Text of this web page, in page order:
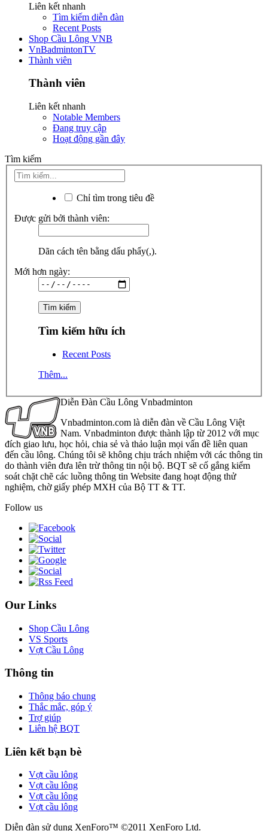
Liên kết nhanh
Tìm kiếm diễn đàn
Recent Posts
Shop Cầu Lông VNB
VnBadmintonTV
Thành viên
Thành viên
Liên kết nhanh
Notable Members
Đang truy cập
Hoạt động gần đây
Tìm kiếm
Chỉ tìm trong tiêu đề
Được gửi bởi thành viên:
Dãn cách tên bằng dấu phẩy(,).
Mới hơn ngày:
Tìm kiếm hữu ích
Recent Posts
Thêm...
Diễn Đàn Cầu Lông Vnbadminton
Vnbadminton.com là diễn đàn về Cầu Lông Việt
Nam. Vnbadminton được thành lập từ 2012 với mục
đích giao lưu, học hỏi, chia sẻ và thảo luận mọi vấn đề liên quan
đến cầu lông. Chúng tôi sẽ không chịu trách nhiệm với các thông tin
do thành viên đưa lên trừ thông tin nội bộ. BQT sẽ cố gắng kiểm
soát chặt chẽ các luồng thông tin Website đang hoạt động thử
nghiệm, chờ giấy phép MXH của Bộ TT & TT.
Follow us
Our Links
Shop Cầu Lông
VS Sports
Vợt Cầu Lông
Thông tin
Thông báo chung
Thắc mắc, góp ý
Trợ giúp
Liên hệ BQT
Liên kết bạn bè
Vợt cầu lông
Vợt cầu lông
Vợt cầu lông
Vợt cầu lông
Diễn đàn sử dụng XenForo™ ©2011 XenForo Ltd.